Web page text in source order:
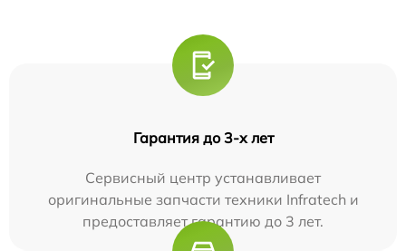
Гарантия до 3-х лет
Сервисный центр устанавливает
оригинальные запчасти техники Infratech и
предоставляет гарантию до 3 лет.